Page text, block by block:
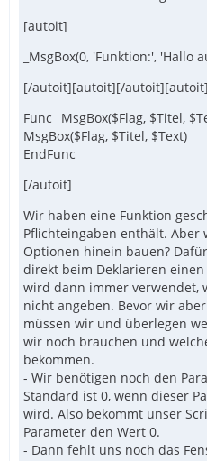
[autoit]
_MsgBox(0, 'Funktion:', 'Hallo
[/autoit][autoit][/autoit][autoit]
Func _MsgBox($Flag, $Titel,
MsgBox($Flag, $Titel, $Text)
EndFunc
[/autoit]
Wir haben eine Funktion
Pflichteingaben enthält. Aber
Optionen hinein bauen?
direkt beim Deklarieren
wird dann immer verwendet,
nicht angeben. Bevor wir
müssen wir und überlegen
wir noch brauchen und
bekommen.
- Wir benötigen noch den
Standard ist 0, wenn dieser
wird. Also bekommt unser
Parameter den Wert 0.
- Dann fehlt uns noch das